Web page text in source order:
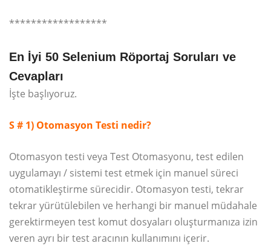
******************
En İyi 50 Selenium Röportaj Soruları ve
Cevapları
İşte başlıyoruz.
S # 1) Otomasyon Testi nedir?
Otomasyon testi veya Test Otomasyonu, test edilen
uygulamayı / sistemi test etmek için manuel süreci
otomatikleştirme sürecidir. Otomasyon testi, tekrar
tekrar yürütülebilen ve herhangi bir manuel müdahale
gerektirmeyen test komut dosyaları oluşturmanıza izin
veren ayrı bir test aracının kullanımını içerir.